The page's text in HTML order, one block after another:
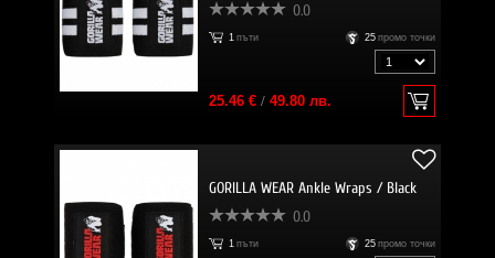
0.0
1 пъти 25 промо точки
25.46 €/ 49.80 лв.
GORILLA WEAR Ankle Wraps / Black
0.0
1 пъти 25 промо точки